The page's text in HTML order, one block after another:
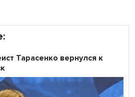
Тарасенко вернулся к